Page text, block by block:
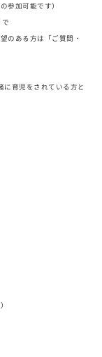
参加可能です）
のある方は「ご質問・
に育児をされている方と